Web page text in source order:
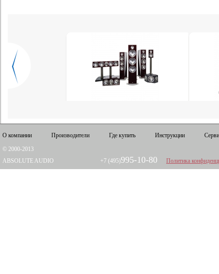
О компании Производители Где купить Инструкции
© 2000-2013
ABSOLUTE AUDIO
+7 (495)995-10-80 Политика